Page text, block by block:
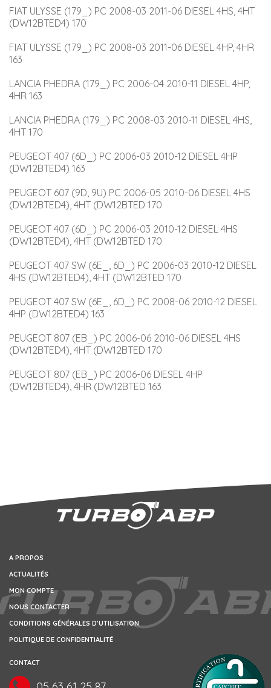
FIAT ULYSSE (179_) PC 2008-03 2011-06 DIESEL 4HS, 4HT
(DW12BTED4) 170
FIAT ULYSSE (179_) PC 2008-03 2011-06 DIESEL 4HP, 4HR
163
LANCIA PHEDRA (179_) PC 2006-04 2010-11 DIESEL 4HP,
4HR 163
LANCIA PHEDRA (179_) PC 2008-03 2010-11 DIESEL 4HS,
4HT 170
PEUGEOT 407 (6D_) PC 2006-03 2010-12 DIESEL 4HP
(DW12BTED4) 163
PEUGEOT 607 (9D, 9U) PC 2006-05 2010-06 DIESEL 4HS
(DW12BTED4), 4HT (DW12BTED 170
PEUGEOT 407 (6D_) PC 2006-03 2010-12 DIESEL 4HS
(DW12BTED4), 4HT (DW12BTED 170
PEUGEOT 407 SW (6E_, 6D_) PC 2006-03 2010-12 DIESEL
4HS (DW12BTED4), 4HT (DW12BTED 170
PEUGEOT 407 SW (6E_, 6D_) PC 2008-06 2010-12 DIESEL
4HP (DW12BTED4) 163
PEUGEOT 807 (EB_) PC 2006-06 2010-06 DIESEL 4HS
(DW12BTED4), 4HT (DW12BTED 170
PEUGEOT 807 (EB_) PC 2006-06 DIESEL 4HP
(DW12BTED4), 4HR (DW12BTED 163
A PROPOS
ACTUALITÉS
MON COMPTE
NOUS CONTACTER
CONDITIONS GÉNÉRALES D’UTILISATION
POLITIQUE DE CONFIDENTIALITÉ
CONTACT